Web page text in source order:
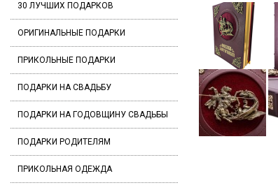
30 ЛУЧШИХ ПОДАРКОВ
ОРИГИНАЛЬНЫЕ ПОДАРКИ
ПРИКОЛЬНЫЕ ПОДАРКИ
ПОДАРКИ НА СВАДЬБУ
ПОДАРКИ НА ГОДОВЩИНУ СВАДЬБЫ
ПОДАРКИ РОДИТЕЛЯМ
ПРИКОЛЬНАЯ ОДЕЖДА